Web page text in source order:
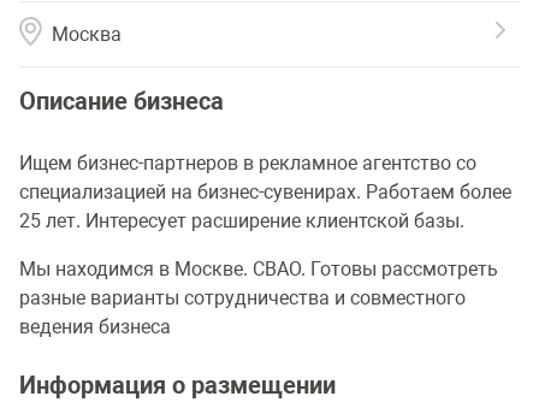
Москва
Описание бизнеса
Ищем бизнес-партнеров в рекламное агентство со
специализацией на бизнес-сувенирах. Работаем более
25 лет. Интересует расширение клиентской базы.
Мы находимся в Москве. СВАО. Готовы рассмотреть
разные варианты сотрудничества и совместного
ведения бизнеса
Информация о размещении